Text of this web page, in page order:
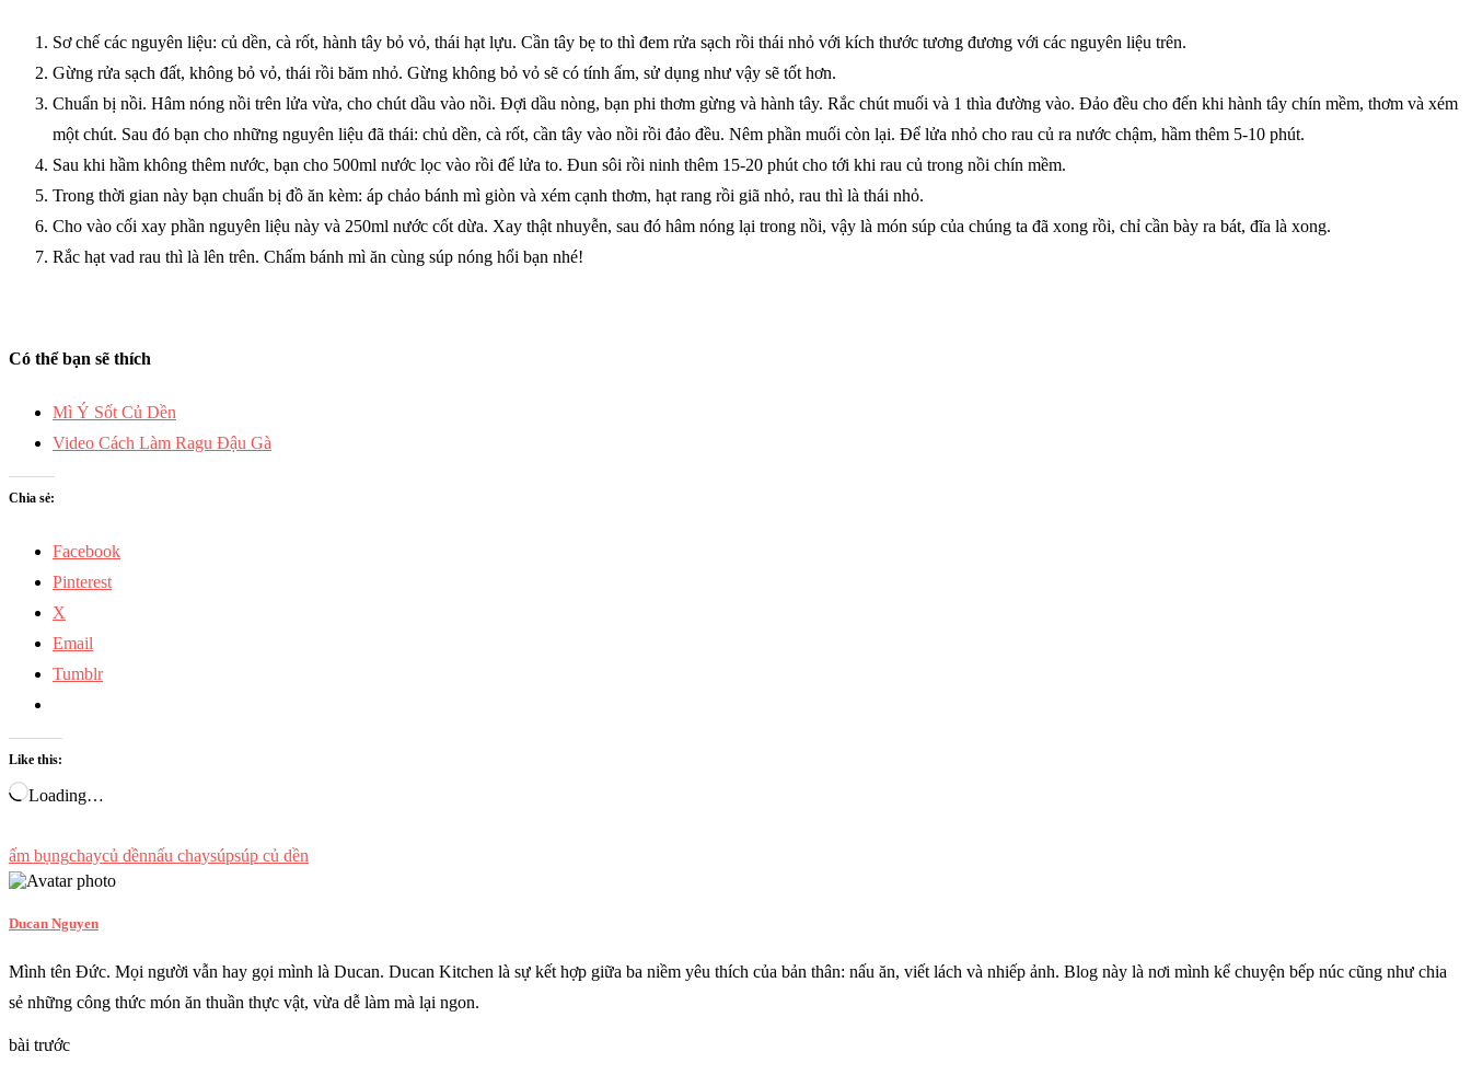
Sơ chế các nguyên liệu: củ dền, cà rốt, hành tây bỏ vỏ, thái hạt lựu. Cần tây bẹ to thì đem rửa sạch rồi thái nhỏ với kích thước tương đương với các nguyên liệu trên.
Gừng rửa sạch đất, không bỏ vỏ, thái rồi băm nhỏ. Gừng không bỏ vỏ sẽ có tính ấm, sử dụng như vậy sẽ tốt hơn.
Chuẩn bị nồi. Hâm nóng nồi trên lửa vừa, cho chút dầu vào nồi. Đợi dầu nòng, bạn phi thơm gừng và hành tây. Rắc chút muối và 1 thìa đường vào. Đảo đều cho đến khi hành tây chín mềm, thơm và xém
một chút. Sau đó bạn cho những nguyên liệu đã thái: chủ dền, cà rốt, cần tây vào nồi rồi đảo đều. Nêm phần muối còn lại. Để lửa nhỏ cho rau củ ra nước chậm, hầm thêm 5-10 phút.
Sau khi hầm không thêm nước, bạn cho 500ml nước lọc vào rồi để lửa to. Đun sôi rồi ninh thêm 15-20 phút cho tới khi rau củ trong nồi chín mềm.
Trong thời gian này bạn chuẩn bị đồ ăn kèm: áp chảo bánh mì giòn và xém cạnh thơm, hạt rang rồi giã nhỏ, rau thì là thái nhỏ.
Cho vào cối xay phần nguyên liệu này và 250ml nước cốt dừa. Xay thật nhuyễn, sau đó hâm nóng lại trong nồi, vậy là món súp của chúng ta đã xong rồi, chỉ cần bày ra bát, đĩa là xong.
Rắc hạt vad rau thì là lên trên. Chấm bánh mì ăn cùng súp nóng hổi bạn nhé!
Có thể bạn sẽ thích
Mì Ý Sốt Củ Dền
Video Cách Làm Ragu Đậu Gà
Chia sẻ:
Facebook
Pinterest
X
Email
Tumblr
Like this:
Loading…
ấm bụngchaycủ dềnnấu chaysúpsúp củ dền
Ducan Nguyen
Mình tên Đức. Mọi người vẫn hay gọi mình là Ducan. Ducan Kitchen là sự kết hợp giữa ba niềm yêu thích của bản thân: nấu ăn, viết lách và nhiếp ảnh. Blog này là nơi mình kể chuyện bếp núc cũng như chia
sẻ những công thức món ăn thuần thực vật, vừa dễ làm mà lại ngon.
bài trước